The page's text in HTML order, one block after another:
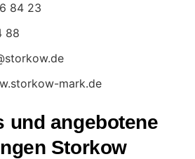
mark.de
und angebotene
Storkow